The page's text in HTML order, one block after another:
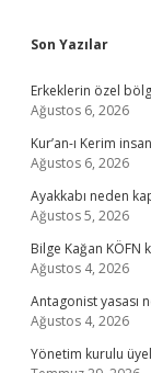
Son Yazılar
Erkeklerin özel
Ağustos 6, 2026
Kur’an-ı Kerim
Ağustos 6, 2026
Ayakkabı neden
Ağustos 5, 2026
Bilge Kağan KÖFN
Ağustos 4, 2026
Antagonist yasası
Ağustos 4, 2026
Yönetim kurulu